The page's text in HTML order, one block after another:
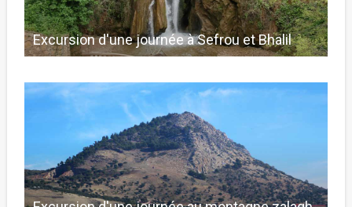
Excursion d'une journée à Sefrou et Bhalil